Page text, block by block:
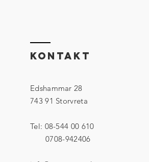
Kontakt
Edshammar 28
743 91 Storvreta
Tel: 08-544 00 610
0708-942406